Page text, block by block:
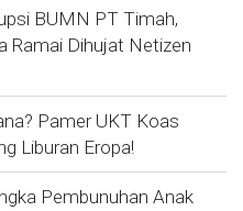
BUMN PT Timah,
Ramai Dihujat Netizen
Pamer UKT Koas
Liburan Eropa!
Pembunuhan Anak